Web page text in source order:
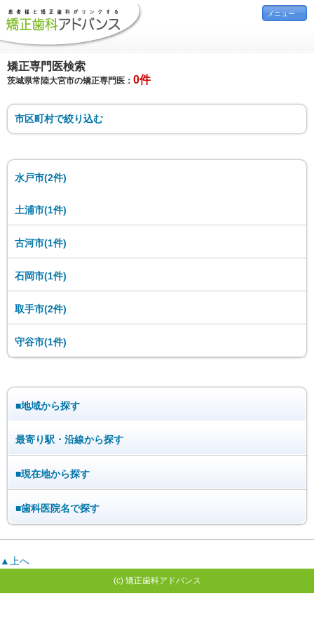
メニュー
矯正専門医検索
茨城県常陸大宮市の矯正専門医： 0件
市区町村で絞り込む
水戸市(2件)
土浦市(1件)
古河市(1件)
石岡市(1件)
取手市(2件)
守谷市(1件)
■地域から探す
最寄り駅・沿線から探す
■現在地から探す
■歯科医院名で探す
▲上へ
(c) 矯正歯科アドバンス